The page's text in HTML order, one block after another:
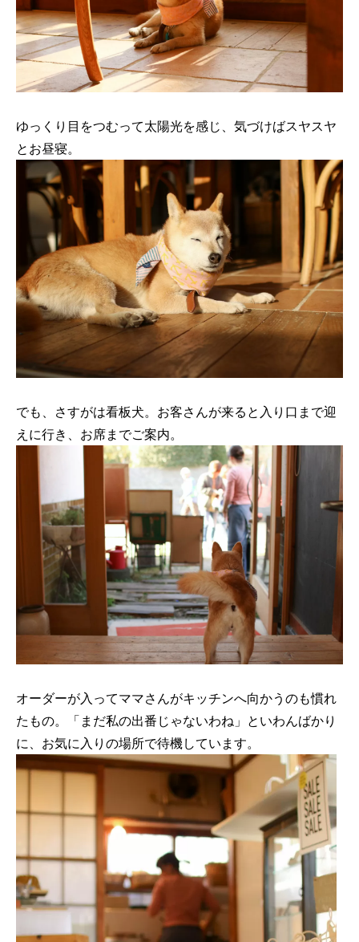
ゆっくり目をつむって太陽光を感じ、気づけばスヤスヤ
とお昼寝。
でも、さすがは看板犬。お客さんが来ると入り口まで迎
えに行き、お席までご案内。
オーダーが入ってママさんがキッチンへ向かうのも慣れ
たもの。「まだ私の出番じゃないわね」といわんばかり
に、お気に入りの場所で待機しています。